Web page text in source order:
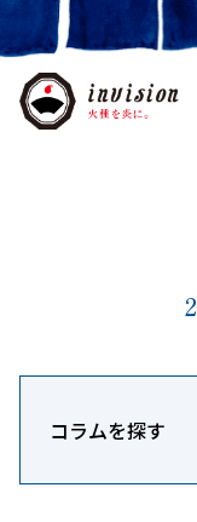
コラムを探す